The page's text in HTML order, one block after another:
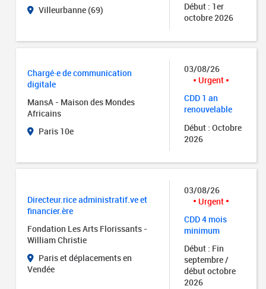
Villeurbanne (69)
Début : 1er
octobre 2026
Chargé·e de communication
digitale
MansA - Maison des Mondes
Africains
Paris 10e
03/08/26
Urgent
CDD 1 an
renouvelable
Début : Octobre
2026
Directeur.rice administratif.ve et
financier.ère
Fondation Les Arts Florissants -
William Christie
Paris et déplacements en
Vendée
03/08/26
Urgent
CDD 4 mois
minimum
Début : Fin
septembre /
début octobre
2026